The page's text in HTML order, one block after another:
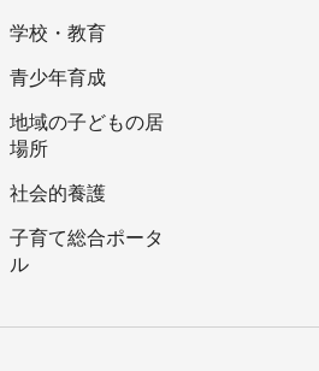
学校・教育
青少年育成
地域の子どもの居
場所
社会的養護
子育て総合ポータ
ル